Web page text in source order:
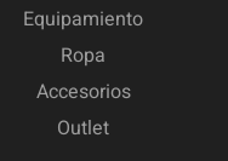
Equipamiento
Ropa
Accesorios
Outlet